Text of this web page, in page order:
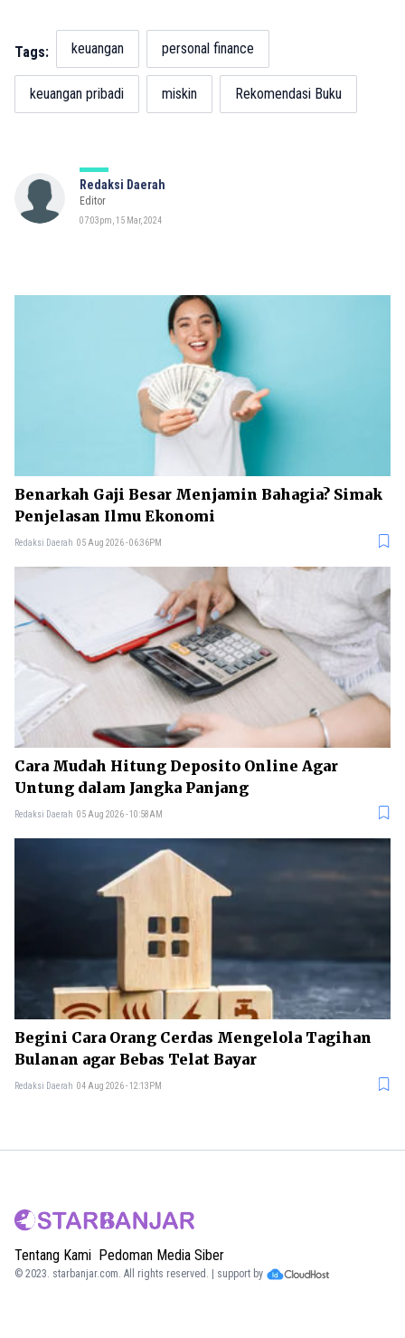
Tags: keuangan personal finance
keuangan pribadi miskin Rekomendasi Buku
Redaksi Daerah
Editor
07:03pm, 15 Mar, 2024
Benarkah Gaji Besar Menjamin Bahagia? Simak
Penjelasan Ilmu Ekonomi
Redaksi Daerah 05 Aug 2026 - 06:36PM
Cara Mudah Hitung Deposito Online Agar
Untung dalam Jangka Panjang
Redaksi Daerah 05 Aug 2026 - 10:58AM
Begini Cara Orang Cerdas Mengelola Tagihan
Bulanan agar Bebas Telat Bayar
Redaksi Daerah 04 Aug 2026 - 12:13PM
Tentang Kami Pedoman Media Siber
© 2023. starbanjar.com. All rights reserved. | support by